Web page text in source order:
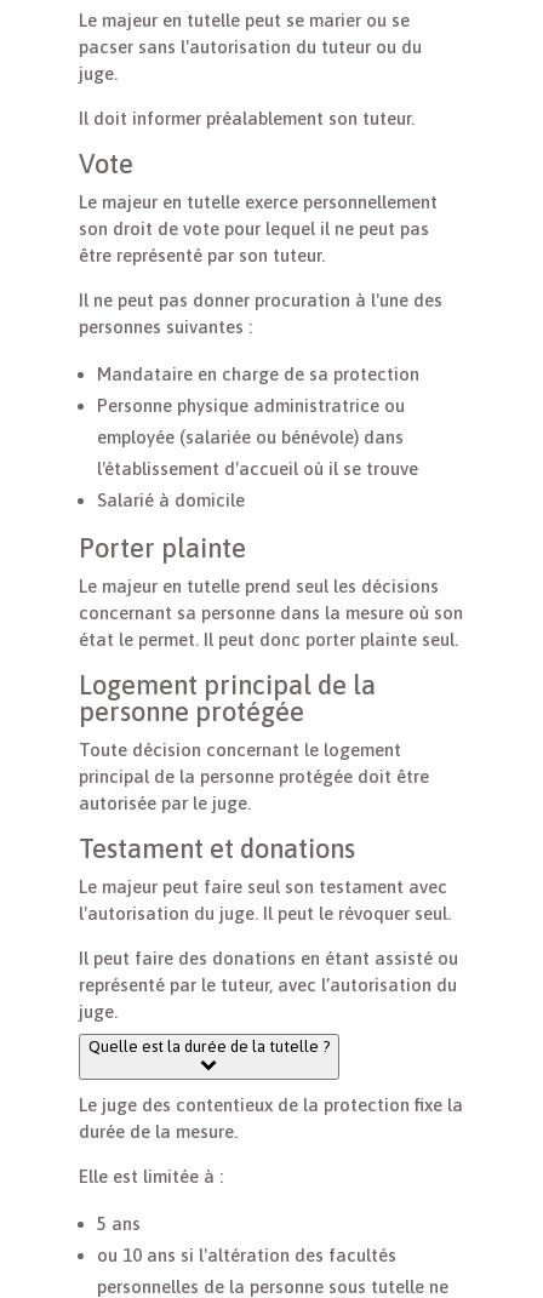
Le majeur en tutelle peut se marier ou se
pacser sans l'autorisation du tuteur ou du
juge.
Il doit informer préalablement son tuteur.
Vote
Le majeur en tutelle exerce personnellement
son droit de vote pour lequel il ne peut pas
être représenté par son tuteur.
Il ne peut pas donner procuration à l'une des
personnes suivantes :
Mandataire en charge de sa protection
Personne physique administratrice ou
employée (salariée ou bénévole) dans
l'établissement d'accueil où il se trouve
Salarié à domicile
Porter plainte
Le majeur en tutelle prend seul les décisions
concernant sa personne dans la mesure où son
état le permet. Il peut donc porter plainte seul.
Logement principal de la
personne protégée
Toute décision concernant le logement
principal de la personne protégée doit être
autorisée par le juge.
Testament et donations
Le majeur peut faire seul son testament avec
l'autorisation du juge. Il peut le révoquer seul.
Il peut faire des donations en étant assisté ou
représenté par le tuteur, avec l’autorisation du
juge.
Quelle est la durée de la tutelle ?
Le juge des contentieux de la protection fixe la
durée de la mesure.
Elle est limitée à :
5 ans
ou 10 ans si l'altération des facultés
personnelles de la personne sous tutelle ne